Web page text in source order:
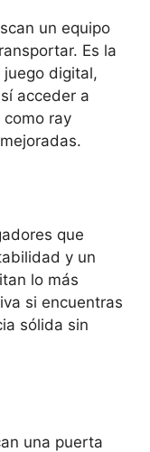
un equipo
Es la
digital,
acceder a
ray
que
y un
lo más
si encuentras
sólida sin
una puerta